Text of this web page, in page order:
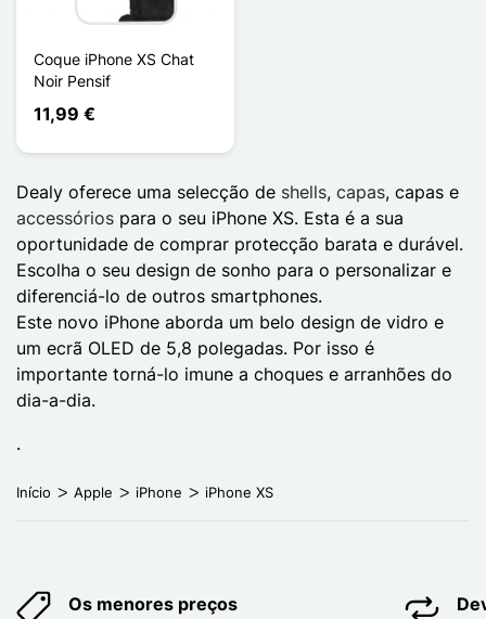
Coque iPhone XS Chat
Noir Pensif
11,99 €
Dealy oferece uma selecção de shells, capas, capas e
accessórios para o seu iPhone XS. Esta é a sua
oportunidade de comprar protecção barata e durável.
Escolha o seu design de sonho para o personalizar e
diferenciá-lo de outros smartphones.
Este novo iPhone aborda um belo design de vidro e
um ecrã OLED de 5,8 polegadas. Por isso é
importante torná-lo imune a choques e arranhões do
dia-a-dia.
.
Início Apple iPhone iPhone XS
Os menores preços